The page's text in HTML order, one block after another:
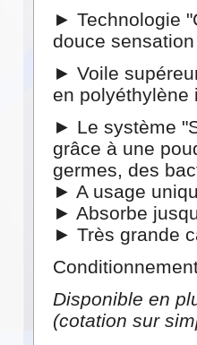
► Technologie
douce
► Voile
en polyéthylène
► Le système
grâce à une
germes, des
► A usage
► Absorbe
► Très grande
Disponible en
(cotation sur